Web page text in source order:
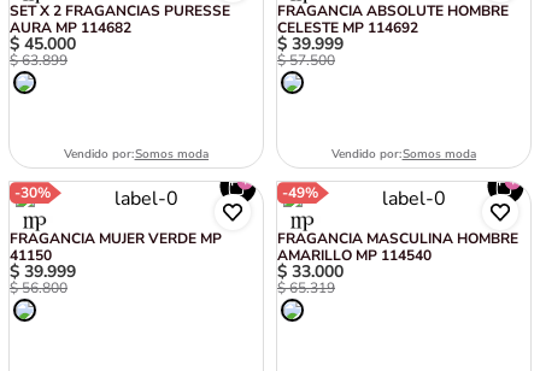
SET X 2 FRAGANCIAS PURESSE
AURA MP 114682
$ 45.000
$63.899
Vendido por:Somos moda
FRAGANCIA ABSOLUTE HOMBRE
CELESTE MP 114692
$ 39.999
$57.500
Vendido por:Somos moda
-30%
FRAGANCIA MUJER VERDE MP
41150
$ 39.999
$56.800
-49%
FRAGANCIA MASCULINA HOMBRE
AMARILLO MP 114540
$ 33.000
$65.319